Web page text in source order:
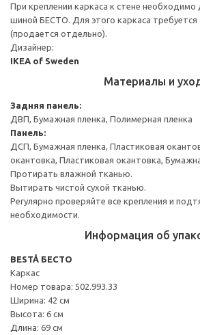
При креплении каркаса к стене
шиной БЕСТО. Для этого каркаса требуется
(продается отдельно).
Дизайнер:
IKEA of Sweden
Материалы и
Задняя панель:
ДВП, Бумажная пленка, Полимерная пленка
Панель:
ДСП, Бумажная пленка, Пластиковая
окантовка, Пластиковая окантовка,
Протирать влажной тканью.
Вытирать чистой сухой тканью.
Регулярно проверяйте все крепления и
необходимости.
Информация об
BESTÅ БЕСТО
Каркас
Номер товара: 502.993.33
Ширина: 42 см
Высота: 6 см
Длина: 69 см